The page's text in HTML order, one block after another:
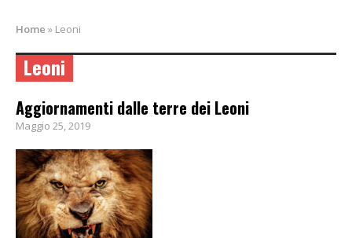
Home » Leoni
Leoni
Aggiornamenti dalle terre dei Leoni
Maggio 25, 2019